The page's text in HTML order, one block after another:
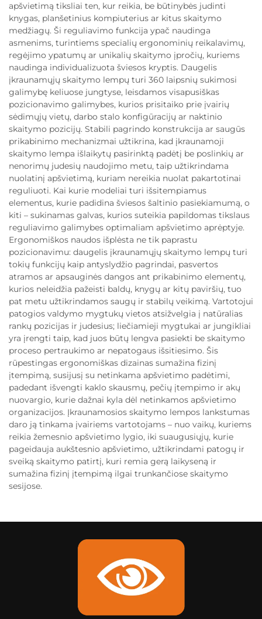
apšvietimą tiksliai ten, kur reikia, be būtinybės judinti
knygas, planšetinius kompiuterius ar kitus skaitymo
medžiagų. Ši reguliavimo funkcija ypač naudinga
asmenims, turintiems specialių ergonominių reikalavimų,
regėjimo ypatumų ar unikalių skaitymo įpročių, kuriems
naudinga individualizuota šviesos kryptis. Daugelis
įkraunamųjų skaitymo lempų turi 360 laipsnių sukimosi
galimybę keliuose jungtyse, leisdamos visapusiškas
pozicionavimo galimybes, kurios prisitaiko prie įvairių
sėdimųjų vietų, darbo stalo konfigūracijų ar naktinio
skaitymo pozicijų. Stabili pagrindo konstrukcija ar saugūs
prikabinimo mechanizmai užtikrina, kad įkraunamoji
skaitymo lempa išlaikytų pasirinktą padėtį be poslinkių ar
nenorimų judesių naudojimo metu, taip užtikrindama
nuolatinį apšvietimą, kuriam nereikia nuolat pakartotinai
reguliuoti. Kai kurie modeliai turi išsitempiamus
elementus, kurie padidina šviesos šaltinio pasiekiamumą, o
kiti – sukinamas galvas, kurios suteikia papildomas tikslaus
reguliavimo galimybes optimaliam apšvietimo aprėptyje.
Ergonomiškos naudos išplėsta ne tik paprastu
pozicionavimu: daugelis įkraunamųjų skaitymo lempų turi
tokių funkcijų kaip antyslydžio pagrindai, pasvertos
atramos ar apsauginės dangos ant prikabinimo elementų,
kurios neleidžia pažeisti baldų, knygų ar kitų paviršių, tuo
pat metu užtikrindamos saugų ir stabilų veikimą. Vartotojui
patogios valdymo mygtukų vietos atsižvelgia į natūralias
rankų pozicijas ir judesius; liečiamieji mygtukai ar jungikliai
yra įrengti taip, kad juos būtų lengva pasiekti be skaitymo
proceso pertraukimo ar nepatogaus išsitiesimo. Šis
rūpestingas ergonomiškas dizainas sumažina fizinį
įtempimą, susijusį su netinkama apšvietimo padėtimi,
padedant išvengti kaklo skausmų, pečių įtempimo ir akų
nuovargio, kurie dažnai kyla dėl netinkamos apšvietimo
organizacijos. Įkraunamosios skaitymo lempos lankstumas
daro ją tinkama įvairiems vartotojams – nuo vaikų, kuriems
reikia žemesnio apšvietimo lygio, iki suaugusiųjų, kurie
pageidauja aukštesnio apšvietimo, užtikrindami patogų ir
sveiką skaitymo patirtį, kuri remia gerą laikyseną ir
sumažina fizinį įtempimą ilgai trunkančiose skaitymo
sesijose.